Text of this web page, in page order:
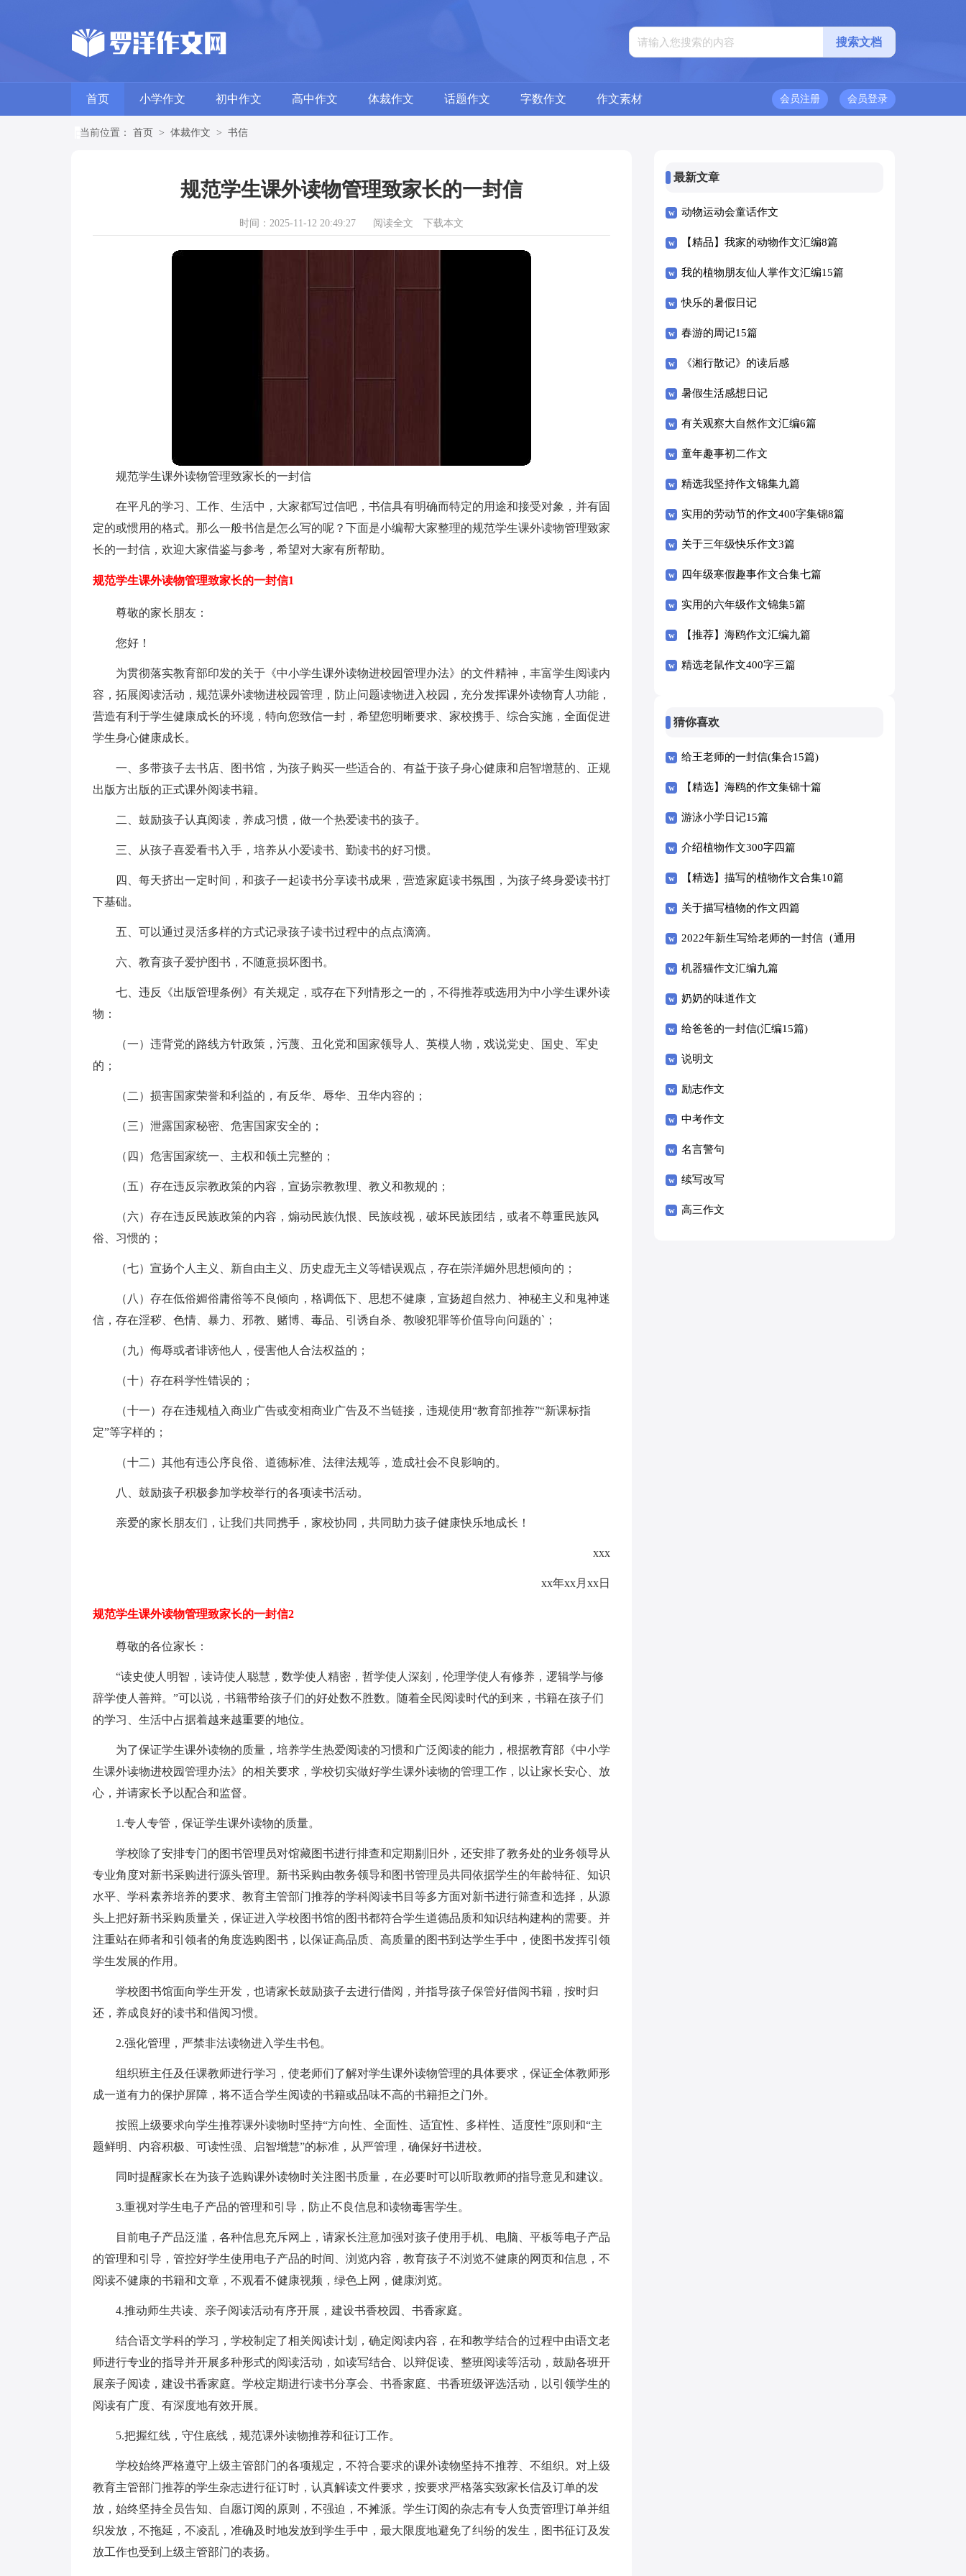
首页 小学作文 初中作文 高中作文 体裁作文 话题作文 字数作文 作文素材 会员登录
会员注册
当前位置： 首页 > 体裁作文 > 书信
规范学生课外读物管理致家长的一封信
时间：2025-11-12 20:49:27 阅读全文 下载本文
规范学生课外读物管理致家长的一封信
在平凡的学习、工作、生活中，大家都写过信吧，书信具有明确而特定的用途和接受对象，并有固
定的或惯用的格式。那么一般书信是怎么写的呢？下面是小编帮大家整理的规范学生课外读物管理致家
长的一封信，欢迎大家借鉴与参考，希望对大家有所帮助。
规范学生课外读物管理致家长的一封信1
尊敬的家长朋友：
您好！
为贯彻落实教育部印发的关于《中小学生课外读物进校园管理办法》的文件精神，丰富学生阅读内
容，拓展阅读活动，规范课外读物进校园管理，防止问题读物进入校园，充分发挥课外读物育人功能，
营造有利于学生健康成长的环境，特向您致信一封，希望您明晰要求、家校携手、综合实施，全面促进
学生身心健康成长。
一、多带孩子去书店、图书馆，为孩子购买一些适合的、有益于孩子身心健康和启智增慧的、正规
出版方出版的正式课外阅读书籍。
二、鼓励孩子认真阅读，养成习惯，做一个热爱读书的孩子。
三、从孩子喜爱看书入手，培养从小爱读书、勤读书的好习惯。
四、每天挤出一定时间，和孩子一起读书分享读书成果，营造家庭读书氛围，为孩子终身爱读书打
下基础。
五、可以通过灵活多样的方式记录孩子读书过程中的点点滴滴。
六、教育孩子爱护图书，不随意损坏图书。
七、违反《出版管理条例》有关规定，或存在下列情形之一的，不得推荐或选用为中小学生课外读
物：
（一）违背党的路线方针政策，污蔑、丑化党和国家领导人、英模人物，戏说党史、国史、军史
的；
（二）损害国家荣誉和利益的，有反华、辱华、丑华内容的；
（三）泄露国家秘密、危害国家安全的；
（四）危害国家统一、主权和领土完整的；
（五）存在违反宗教政策的内容，宣扬宗教教理、教义和教规的；
（六）存在违反民族政策的内容，煽动民族仇恨、民族歧视，破坏民族团结，或者不尊重民族风
俗、习惯的；
（七）宣扬个人主义、新自由主义、历史虚无主义等错误观点，存在崇洋媚外思想倾向的；
（八）存在低俗媚俗庸俗等不良倾向，格调低下、思想不健康，宣扬超自然力、神秘主义和鬼神迷
信，存在淫秽、色情、暴力、邪教、赌博、毒品、引诱自杀、教唆犯罪等价值导向问题的`；
（九）侮辱或者诽谤他人，侵害他人合法权益的；
（十）存在科学性错误的；
（十一）存在违规植入商业广告或变相商业广告及不当链接，违规使用“教育部推荐”“新课标指
定”等字样的；
（十二）其他有违公序良俗、道德标准、法律法规等，造成社会不良影响的。
八、鼓励孩子积极参加学校举行的各项读书活动。
亲爱的家长朋友们，让我们共同携手，家校协同，共同助力孩子健康快乐地成长！
xxx
xx年xx月xx日
规范学生课外读物管理致家长的一封信2
尊敬的各位家长：
“读史使人明智，读诗使人聪慧，数学使人精密，哲学使人深刻，伦理学使人有修养，逻辑学与修
辞学使人善辩。”可以说，书籍带给孩子们的好处数不胜数。随着全民阅读时代的到来，书籍在孩子们
的学习、生活中占据着越来越重要的地位。
为了保证学生课外读物的质量，培养学生热爱阅读的习惯和广泛阅读的能力，根据教育部《中小学
生课外读物进校园管理办法》的相关要求，学校切实做好学生课外读物的管理工作，以让家长安心、放
心，并请家长予以配合和监督。
1.专人专管，保证学生课外读物的质量。
学校除了安排专门的图书管理员对馆藏图书进行排查和定期剔旧外，还安排了教务处的业务领导从
专业角度对新书采购进行源头管理。新书采购由教务领导和图书管理员共同依据学生的年龄特征、知识
水平、学科素养培养的要求、教育主管部门推荐的学科阅读书目等多方面对新书进行筛查和选择，从源
头上把好新书采购质量关，保证进入学校图书馆的图书都符合学生道德品质和知识结构建构的需要。并
注重站在师者和引领者的角度选购图书，以保证高品质、高质量的图书到达学生手中，使图书发挥引领
学生发展的作用。
学校图书馆面向学生开发，也请家长鼓励孩子去进行借阅，并指导孩子保管好借阅书籍，按时归
还，养成良好的读书和借阅习惯。
2.强化管理，严禁非法读物进入学生书包。
组织班主任及任课教师进行学习，使老师们了解对学生课外读物管理的具体要求，保证全体教师形
成一道有力的保护屏障，将不适合学生阅读的书籍或品味不高的书籍拒之门外。
按照上级要求向学生推荐课外读物时坚持“方向性、全面性、适宜性、多样性、适度性”原则和“主
题鲜明、内容积极、可读性强、启智增慧”的标准，从严管理，确保好书进校。
同时提醒家长在为孩子选购课外读物时关注图书质量，在必要时可以听取教师的指导意见和建议。
3.重视对学生电子产品的管理和引导，防止不良信息和读物毒害学生。
目前电子产品泛滥，各种信息充斥网上，请家长注意加强对孩子使用手机、电脑、平板等电子产品
的管理和引导，管控好学生使用电子产品的时间、浏览内容，教育孩子不浏览不健康的网页和信息，不
阅读不健康的书籍和文章，不观看不健康视频，绿色上网，健康浏览。
4.推动师生共读、亲子阅读活动有序开展，建设书香校园、书香家庭。
结合语文学科的学习，学校制定了相关阅读计划，确定阅读内容，在和教学结合的过程中由语文老
师进行专业的指导并开展多种形式的阅读活动，如读写结合、以辩促读、整班阅读等活动，鼓励各班开
展亲子阅读，建设书香家庭。学校定期进行读书分享会、书香家庭、书香班级评选活动，以引领学生的
阅读有广度、有深度地有效开展。
5.把握红线，守住底线，规范课外读物推荐和征订工作。
学校始终严格遵守上级主管部门的各项规定，不符合要求的课外读物坚持不推荐、不组织。对上级
教育主管部门推荐的学生杂志进行征订时，认真解读文件要求，按要求严格落实致家长信及订单的发
放，始终坚持全员告知、自愿订阅的原则，不强迫，不摊派。学生订阅的杂志有专人负责管理订单并组
织发放，不拖延，不凌乱，准确及时地发放到学生手中，最大限度地避免了纠纷的发生，图书征订及发
放工作也受到上级主管部门的表扬。
最新文章
动物运动会童话作文
【精品】我家的动物作文汇编8篇
我的植物朋友仙人掌作文汇编15篇
快乐的暑假日记
春游的周记15篇
《湘行散记》的读后感
暑假生活感想日记
有关观察大自然作文汇编6篇
童年趣事初二作文
精选我坚持作文锦集九篇
实用的劳动节的作文400字集锦8篇
关于三年级快乐作文3篇
四年级寒假趣事作文合集七篇
实用的六年级作文锦集5篇
【推荐】海鸥作文汇编九篇
精选老鼠作文400字三篇
猜你喜欢
给王老师的一封信(集合15篇)
【精选】海鸥的作文集锦十篇
游泳小学日记15篇
介绍植物作文300字四篇
【精选】描写的植物作文合集10篇
关于描写植物的作文四篇
2022年新生写给老师的一封信（通用
8篇）
机器猫作文汇编九篇
奶奶的味道作文
给爸爸的一封信(汇编15篇)
说明文
励志作文
中考作文
名言警句
续写改写
高三作文